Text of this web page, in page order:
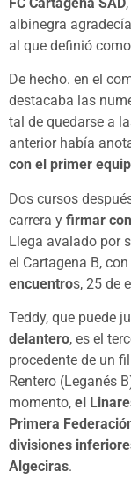
albinegra
al que definió como
De hecho. en el
destacaba las
tal de quedarse a
anterior había
con el primer
Dos cursos
carrera y firmar
Llega avalado por
el Cartagena B,
encuentros, 25 de
Teddy, que puede
delantero, es el
procedente de un
Rentero (Leganés
momento, el
Primera
divisiones
Algeciras.